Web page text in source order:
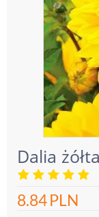
Dalia
8.84PLN